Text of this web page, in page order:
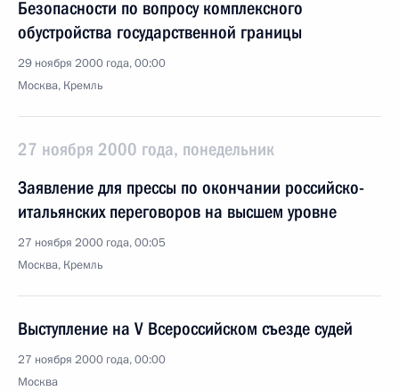
Безопасности по вопросу комплексного
обустройства государственной границы
29 ноября 2000 года, 00:00
Москва, Кремль
27 ноября 2000 года, понедельник
Заявление для прессы по окончании российско-
итальянских переговоров на высшем уровне
27 ноября 2000 года, 00:05
Москва, Кремль
Выступление на V Всероссийском съезде судей
27 ноября 2000 года, 00:00
Москва